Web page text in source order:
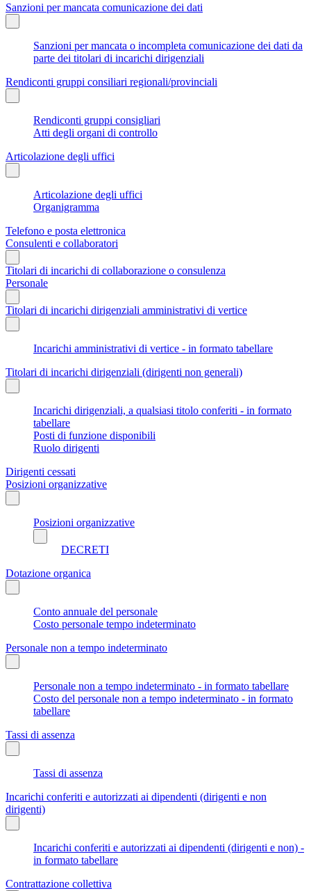
Sanzioni per mancata comunicazione dei dati
Sanzioni per mancata o incompleta comunicazione dei dati da
parte dei titolari di incarichi dirigenziali
Rendiconti gruppi consiliari regionali/provinciali
Rendiconti gruppi consigliari
Atti degli organi di controllo
Articolazione degli uffici
Articolazione degli uffici
Organigramma
Telefono e posta elettronica
Consulenti e collaboratori
Titolari di incarichi di collaborazione o consulenza
Personale
Titolari di incarichi dirigenziali amministrativi di vertice
Incarichi amministrativi di vertice - in formato tabellare
Titolari di incarichi dirigenziali (dirigenti non generali)
Incarichi dirigenziali, a qualsiasi titolo conferiti - in formato
tabellare
Posti di funzione disponibili
Ruolo dirigenti
Dirigenti cessati
Posizioni organizzative
Posizioni organizzative
DECRETI
Dotazione organica
Conto annuale del personale
Costo personale tempo indeterminato
Personale non a tempo indeterminato
Personale non a tempo indeterminato - in formato tabellare
Costo del personale non a tempo indeterminato - in formato
tabellare
Tassi di assenza
Tassi di assenza
Incarichi conferiti e autorizzati ai dipendenti (dirigenti e non
dirigenti)
Incarichi conferiti e autorizzati ai dipendenti (dirigenti e non) -
in formato tabellare
Contrattazione collettiva